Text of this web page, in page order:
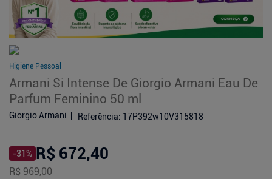
Higiene Pessoal
Armani Si Intense De Giorgio Armani Eau De
Parfum Feminino 50 ml
Giorgio Armani Referência: 17P392w10V315818
-31% R$ 672,40
R$ 969,00